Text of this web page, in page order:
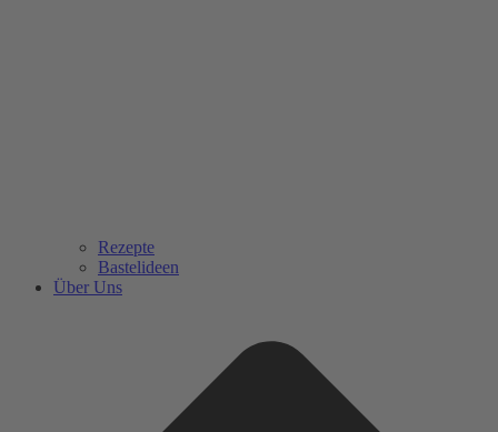
Rezepte
Bastelideen
Über Uns